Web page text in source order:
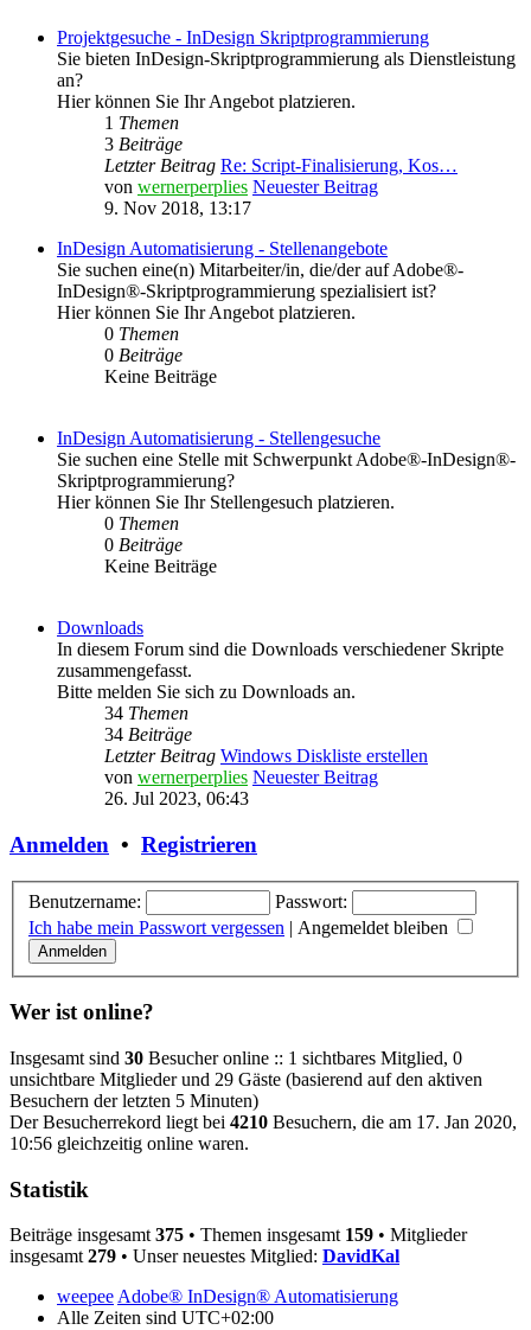
Projektgesuche - InDesign Skriptprogrammierung
Sie bieten InDesign-Skriptprogrammierung als Dienstleistung
an?
Hier können Sie Ihr Angebot platzieren.
1 Themen
3 Beiträge
Letzter Beitrag Re: Script-Finalisierung, Kos…
von wernerperplies Neuester Beitrag
9. Nov 2018, 13:17
InDesign Automatisierung - Stellenangebote
Sie suchen eine(n) Mitarbeiter/in, die/der auf Adobe®-
InDesign®-Skriptprogrammierung spezialisiert ist?
Hier können Sie Ihr Angebot platzieren.
0 Themen
0 Beiträge
Keine Beiträge
InDesign Automatisierung - Stellengesuche
Sie suchen eine Stelle mit Schwerpunkt Adobe®-InDesign®-
Skriptprogrammierung?
Hier können Sie Ihr Stellengesuch platzieren.
0 Themen
0 Beiträge
Keine Beiträge
Downloads
In diesem Forum sind die Downloads verschiedener Skripte
zusammengefasst.
Bitte melden Sie sich zu Downloads an.
34 Themen
34 Beiträge
Letzter Beitrag Windows Diskliste erstellen
von wernerperplies Neuester Beitrag
26. Jul 2023, 06:43
Anmelden • Registrieren
Benutzername:
Passwort:
Ich habe mein Passwort vergessen | Angemeldet bleiben
Wer ist online?
Insgesamt sind 30 Besucher online :: 1 sichtbares Mitglied, 0
unsichtbare Mitglieder und 29 Gäste (basierend auf den aktiven
Besuchern der letzten 5 Minuten)
Der Besucherrekord liegt bei 4210 Besuchern, die am 17. Jan 2020,
10:56 gleichzeitig online waren.
Statistik
Beiträge insgesamt 375 • Themen insgesamt 159 • Mitglieder
insgesamt 279 • Unser neuestes Mitglied: DavidKal
weepee Adobe® InDesign® Automatisierung
Alle Zeiten sind UTC+02:00